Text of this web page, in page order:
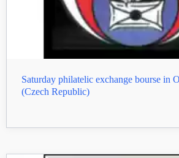
Saturday philatelic exchange bourse in
(Czech Republic)